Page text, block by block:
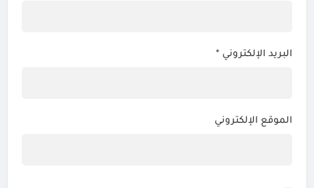
البريد الإلكتروني *
الموقع الإلكتروني